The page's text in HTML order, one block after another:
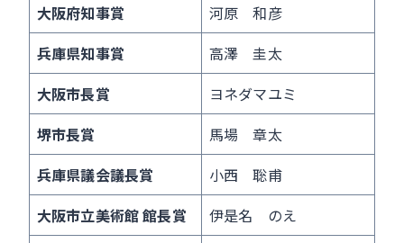
大阪府知事賞
河原 和彦
兵庫県知事賞
高澤 圭太
大阪市長賞
ヨネダマユミ
堺市長賞
馬場 章太
兵庫県議会議長賞
小西 聡甫
大阪市立美術館 館長賞
伊是名 のえ